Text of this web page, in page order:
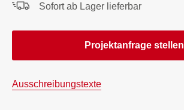
Sofort ab Lager lieferbar
Projektanfrage stellen
Ausschreibungstexte